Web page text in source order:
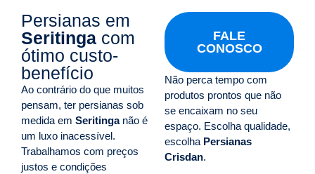
Persianas em
Seritinga com
ótimo custo-
benefício
Ao contrário do que muitos
pensam, ter persianas sob
medida em Seritinga não é
um luxo inacessível.
Trabalhamos com preços
justos e condições
FALE
CONOSCO
Não perca tempo com
produtos prontos que não
se encaixam no seu
espaço. Escolha qualidade,
escolha Persianas
Crisdan.